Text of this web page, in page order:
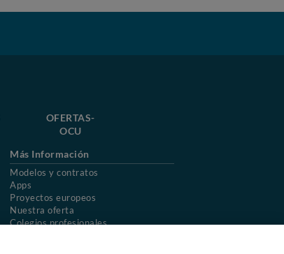
OFERTAS-
OCU
Más Información
Modelos y contratos
Apps
Proyectos europeos
Nuestra oferta
Colegios profesionales